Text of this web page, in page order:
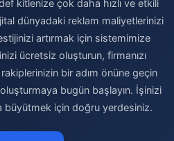
kitlenize çok daha hızlı ve etkili
dünyadaki reklam maliyetlerinizi
artırmak için sistemimize
ücretsiz oluşturun, firmanızı
bir adım önüne geçin
bugün başlayın. İşinizi
büyütmek için doğru yerdesiniz.